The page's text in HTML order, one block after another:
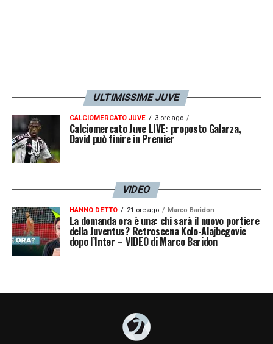
ULTIMISSIME JUVE
CALCIOMERCATO JUVE 3 ore ago
Calciomercato Juve LIVE: proposto Galarza,
David può finire in Premier
VIDEO
HANNO DETTO 21 ore ago Marco Baridon
La domanda ora è una: chi sarà il nuovo portiere
della Juventus? Retroscena Kolo-Alajbegovic
dopo l’Inter – VIDEO di Marco Baridon